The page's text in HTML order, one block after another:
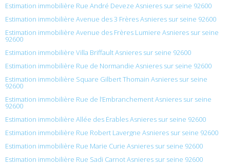
Estimation immobilière Rue André Deveze Asnieres sur seine 92600
Estimation immobilière Avenue des 3 Frères Asnieres sur seine 92600
Estimation immobilière Avenue des Frères Lumiere Asnieres sur seine
92600
Estimation immobilière Villa Briffault Asnieres sur seine 92600
Estimation immobilière Rue de Normandie Asnieres sur seine 92600
Estimation immobilière Square Gilbert Thomain Asnieres sur seine
92600
Estimation immobilière Rue de l’Embranchement Asnieres sur seine
92600
Estimation immobilière Allée des Érables Asnieres sur seine 92600
Estimation immobilière Rue Robert Lavergne Asnieres sur seine 92600
Estimation immobilière Rue Marie Curie Asnieres sur seine 92600
Estimation immobilière Rue Sadi Carnot Asnieres sur seine 92600